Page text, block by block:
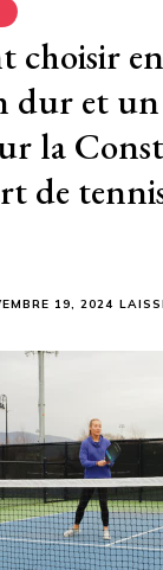
choisir
dur et
la
de
19, 2024